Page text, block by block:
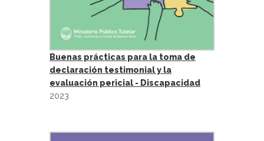
Buenas prácticas para la toma de
declaración testimonial y la
evaluación pericial - Discapacidad
2023